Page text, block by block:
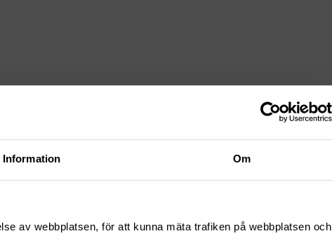
Information Om
av webbplatsen, för att kunna mäta trafiken på webbplatsen och